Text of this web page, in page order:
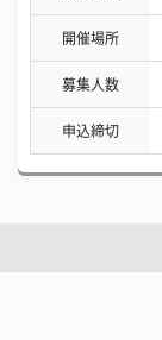
開催場所
募集人数
申込締切